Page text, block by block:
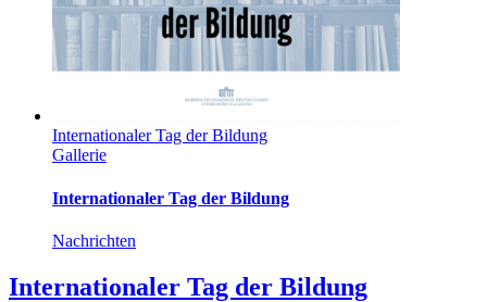
Internationaler Tag der Bildung
Gallerie
Internationaler Tag der Bildung
Nachrichten
Internationaler Tag der Bildung